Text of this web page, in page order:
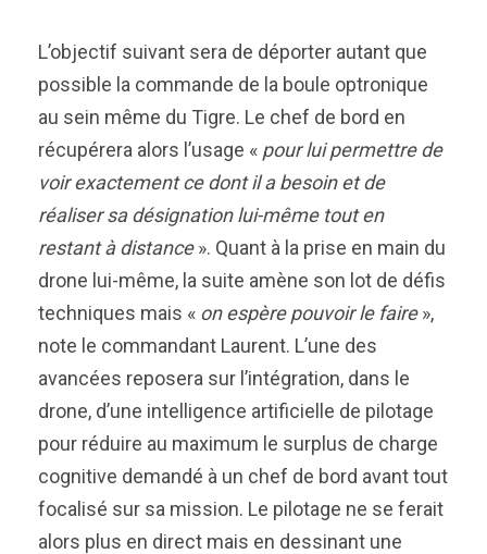
L’objectif suivant sera de déporter autant que
possible la commande de la boule optronique
au sein même du Tigre. Le chef de bord en
récupérera alors l’usage « pour lui permettre de
voir exactement ce dont il a besoin et de
réaliser sa désignation lui-même tout en
restant à distance». Quant à la prise en main du
drone lui-même, la suite amène son lot de défis
techniques mais « on espère pouvoir le faire»,
note le commandant Laurent. L’une des
avancées reposera sur l’intégration, dans le
drone, d’une intelligence artificielle de pilotage
pour réduire au maximum le surplus de charge
cognitive demandé à un chef de bord avant tout
focalisé sur sa mission. Le pilotage ne se ferait
alors plus en direct mais en dessinant une